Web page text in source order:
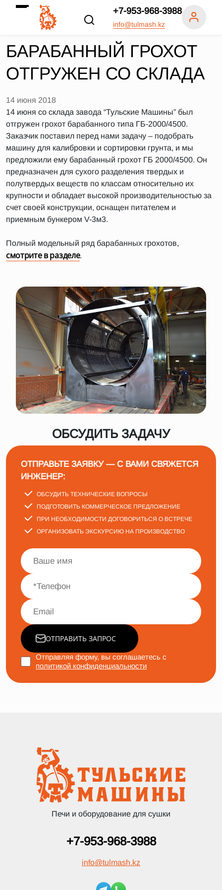
+7-953-968-3988
info@tulmash.kz
БАРАБАННЫЙ ГРОХОТ
ОТГРУЖЕН СО СКЛАДА
14 июня 2018
14 июня со склада завода “Тульские Машины” был
отгружен грохот барабанного типа ГБ-2000/4500.
Заказчик поставил перед нами задачу – подобрать
машину для калибровки и сортировки грунта, и мы
предложили ему барабанный грохот ГБ 2000/4500. Он
предназначен для сухого разделения твердых и
полутвердых веществ по классам относительно их
крупности и обладает высокой производительностью за
счет своей конструкции, оснащен питателем и
приемным бункером V-3м3.
Полный модельный ряд барабанных грохотов,
смотрите в разделе.
ОБСУДИТЬ ЗАДАЧУ
ОТПРАВЬТЕ ЗАЯВКУ — С ВАМИ СВЯЖЕТСЯ
ИНЖЕНЕР:
ОБСУДИТЬ ТЕХНИЧЕСКИЕ ВОПРОСЫ
ПОДГОТОВИТЬ КОММЕРЧЕСКОЕ ПРЕДЛОЖЕНИЕ
ПРИ НЕОБХОДИМОСТИ ДОГОВОРИТЬСЯ О ВСТРЕЧЕ
ОРГАНИЗОВАТЬ ЭКСКУРСИЮ НА ПРОИЗВОДСТВО
ОТПРАВИТЬ ЗАПРОС
Отправляя форму, вы соглашаетесь с
политикой конфиденциальности
Печи и оборудование для сушки
+7-953-968-3988
info@tulmash.kz